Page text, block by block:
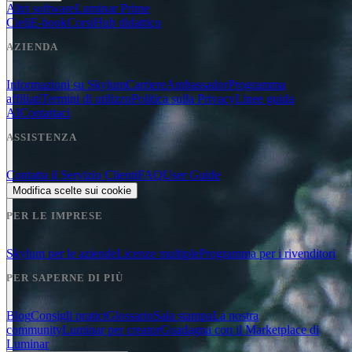
Altri softwareLuminar Prime
CieliE-bookCorsiHub didattico
AZIENDA
Informazioni su SkylumCarriereAmbassadorProgramma
affiliatiTermini di utilizzoPolitica sulla PrivacyLinee guida
AIContattaci
ASSISTENZA
Contatta il Servizio ClientiFAQUser Guide
Modifica scelte sui cookie
PER LE IMPRESE
Skylum per le aziendeLicenze multipleProgramma per i rivenditori
PER SAPERNE DI PIÙ
BlogConsigli praticiGlossarioSala stampaLa nostra
communityLuminar per creatorGuadagna con il Marketplace di
Luminar